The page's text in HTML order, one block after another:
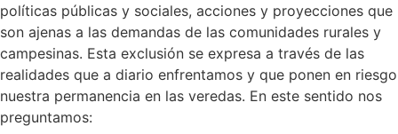
políticas públicas y sociales, acciones y proyecciones que
son ajenas a las demandas de las comunidades rurales y
campesinas. Esta exclusión se expresa a través de las
realidades que a diario enfrentamos y que ponen en riesgo
nuestra permanencia en las veredas. En este sentido nos
preguntamos: